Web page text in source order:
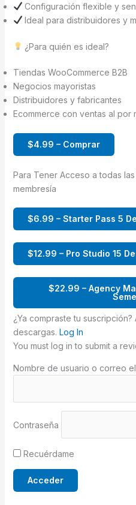
Configuración flexible y
Ideal para distribuidores y
¿Para quién es ideal?
Tiendas WooCommerce B2B
Negocios mayoristas
Distribuidores y fabricantes
Ecommerce con ventas al por
$4.99 – Comprar
Para Tener Acceso a todas
membresía
$6.99 – Starter Pass 5
$12.99 – Pro Studio 15
$22.99 – Agency
¿Ya compraste tu
descargas. Log In
You must log in to submit a
Nombre de usuario o correo
Contraseña
Recuérdame